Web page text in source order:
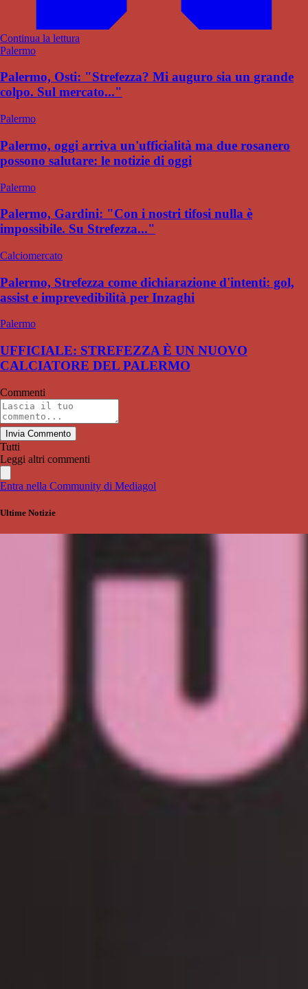
Continua la lettura
Palermo
Palermo, Osti: "Strefezza? Mi auguro sia un grande
colpo. Sul mercato..."
Palermo
Palermo, oggi arriva un'ufficialità ma due rosanero
possono salutare: le notizie di oggi
Palermo
Palermo, Gardini: "Con i nostri tifosi nulla è
impossibile. Su Strefezza..."
Calciomercato
Palermo, Strefezza come dichiarazione d'intenti: gol,
assist e imprevedibilità per Inzaghi
Palermo
UFFICIALE: STREFEZZA È UN NUOVO
CALCIATORE DEL PALERMO
Commenti
Invia Commento
Tutti
Leggi altri commenti
Entra nella Community di Mediagol
Ultime Notizie